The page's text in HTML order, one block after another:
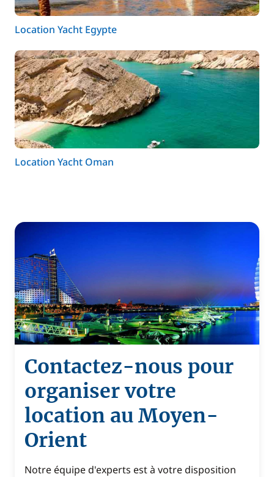
Location Yacht Egypte
Location Yacht Oman
Contactez-nous pour
organiser votre
location au Moyen-
Orient
Notre équipe d'experts est à votre disposition